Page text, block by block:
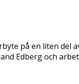
på en liten del
Edberg och